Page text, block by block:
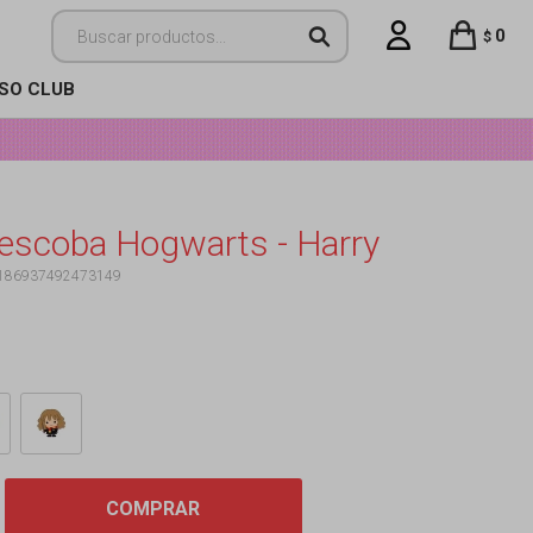
CLUB
$ 0
Hogwarts - Harry
COMPRAR